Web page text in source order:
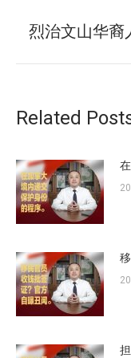
烈治文山华裔
Related